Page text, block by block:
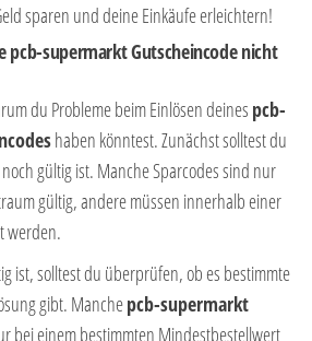
sparen und deine Einkäufe erleichtern!
pcb-supermarkt Gutscheincode nicht
du Probleme beim Einlösen deines pcb-
haben könntest. Zunächst solltest du
gültig ist. Manche Sparcodes sind nur
gültig, andere müssen innerhalb einer
werden.
ist, solltest du überprüfen, ob es bestimmte
gibt. Manchepcb-supermarkt
bei einem bestimmten Mindestbestellwert